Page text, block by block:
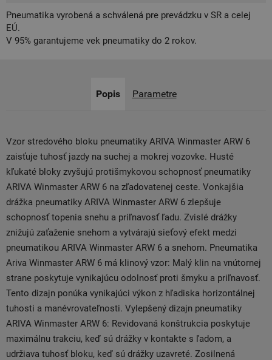
Pneumatika vyrobená a schválená pre prevádzku v SR a celej
EÚ.
V 95% garantujeme vek pneumatiky do 2 rokov.
Popis Parametre
Vzor stredového bloku pneumatiky ARIVA Winmaster ARW 6
zaisťuje tuhosť jazdy na suchej a mokrej vozovke. Husté
kľukaté bloky zvyšujú protišmykovou schopnosť pneumatiky
ARIVA Winmaster ARW 6 na zľadovatenej ceste. Vonkajšia
drážka pneumatiky ARIVA Winmaster ARW 6 zlepšuje
schopnosť topenia snehu a priľnavosť ľadu. Zvislé drážky
znižujú zaťaženie snehom a vytvárajú sieťový efekt medzi
pneumatikou ARIVA Winmaster ARW 6 a snehom. Pneumatika
Ariva Winmaster ARW 6 má klinový vzor: Malý klin na vnútornej
strane poskytuje vynikajúcu odolnosť proti šmyku a priľnavosť.
Tento dizajn ponúka vynikajúci výkon z hľadiska horizontálnej
tuhosti a manévrovateľnosti. Vylepšený dizajn pneumatiky
ARIVA Winmaster ARW 6: Revidovaná konštrukcia poskytuje
maximálnu trakciu, keď sú drážky v kontakte s ľadom, a
udržiava tuhosť bloku, keď sú drážky uzavreté. Zosilnená